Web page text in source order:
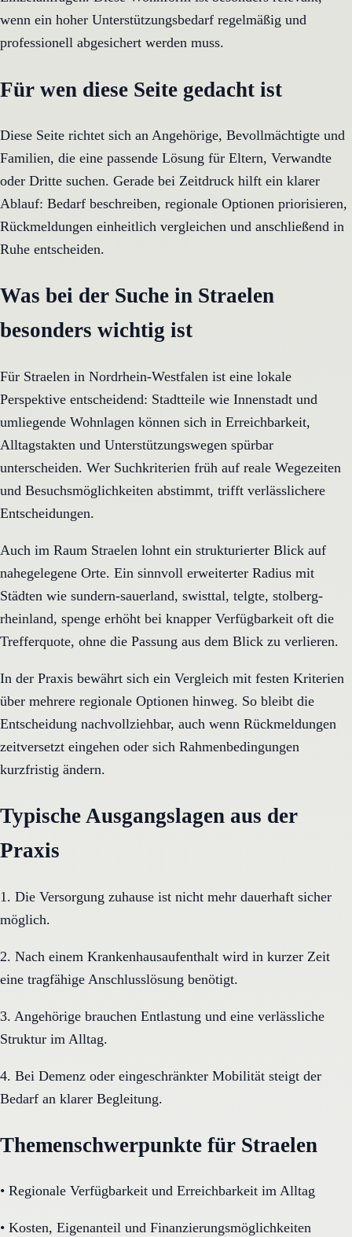
wenn ein hoher Unterstützungsbedarf regelmäßig und
professionell abgesichert werden muss.
Für wen diese Seite gedacht ist
Diese Seite richtet sich an Angehörige, Bevollmächtigte und
Familien, die eine passende Lösung für Eltern, Verwandte
oder Dritte suchen. Gerade bei Zeitdruck hilft ein klarer
Ablauf: Bedarf beschreiben, regionale Optionen priorisieren,
Rückmeldungen einheitlich vergleichen und anschließend in
Ruhe entscheiden.
Was bei der Suche in Straelen
besonders wichtig ist
Für Straelen in Nordrhein-Westfalen ist eine lokale
Perspektive entscheidend: Stadtteile wie Innenstadt und
umliegende Wohnlagen können sich in Erreichbarkeit,
Alltagstakten und Unterstützungswegen spürbar
unterscheiden. Wer Suchkriterien früh auf reale Wegezeiten
und Besuchsmöglichkeiten abstimmt, trifft verlässlichere
Entscheidungen.
Auch im Raum Straelen lohnt ein strukturierter Blick auf
nahegelegene Orte. Ein sinnvoll erweiterter Radius mit
Städten wie sundern-sauerland, swisttal, telgte, stolberg-
rheinland, spenge erhöht bei knapper Verfügbarkeit oft die
Trefferquote, ohne die Passung aus dem Blick zu verlieren.
In der Praxis bewährt sich ein Vergleich mit festen Kriterien
über mehrere regionale Optionen hinweg. So bleibt die
Entscheidung nachvollziehbar, auch wenn Rückmeldungen
zeitversetzt eingehen oder sich Rahmenbedingungen
kurzfristig ändern.
Typische Ausgangslagen aus der
Praxis
1. Die Versorgung zuhause ist nicht mehr dauerhaft sicher
möglich.
2. Nach einem Krankenhausaufenthalt wird in kurzer Zeit
eine tragfähige Anschlusslösung benötigt.
3. Angehörige brauchen Entlastung und eine verlässliche
Struktur im Alltag.
4. Bei Demenz oder eingeschränkter Mobilität steigt der
Bedarf an klarer Begleitung.
Themenschwerpunkte für Straelen
• Regionale Verfügbarkeit und Erreichbarkeit im Alltag
• Kosten, Eigenanteil und Finanzierungsmöglichkeiten